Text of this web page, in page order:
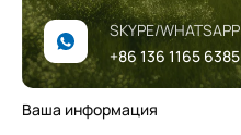
SKYPE/WHATSAPP
+86 136 1165 6385
Ваша информация